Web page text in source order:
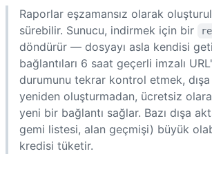
Raporlar eşzamansız olarak
sürebilir. Sunucu, indirmek için bir
döndürür — dosyayı asla kendisi
bağlantıları 6 saat geçerli imzalı
durumunu tekrar kontrol etmek, dışa
yeniden oluşturmadan, ücretsiz
yeni bir bağlantı sağlar. Bazı dışa
gemi listesi, alan geçmişi) büyük
kredisi tüketir.